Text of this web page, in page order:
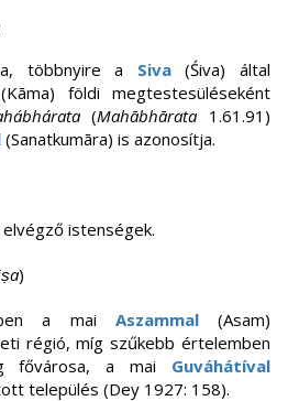
többnyire a Siva(Śiva) által
földi megtestesüléseként
(Mahābhārata 1.61.91)
(Sanatkumāra) is azonosítja.
istenségek.
)
a mai Aszammal(Asam)
régió, míg szűkebb értelemben
fővárosa, a mai Guváhátíval
település (Dey 1927: 158).